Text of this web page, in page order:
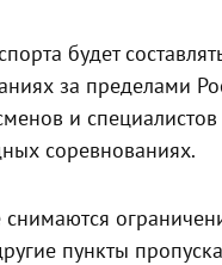
будет
за пределами
и
соревнованиях.
пункты